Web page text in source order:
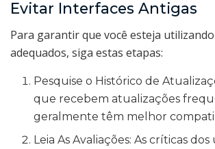
Evitar Interfaces Antigas
Para garantir que você esteja
adequados, siga estas etapas:
Pesquise o Histórico de
que recebem atualizações
geralmente têm melhor
Leia As Avaliações: As críticas dos